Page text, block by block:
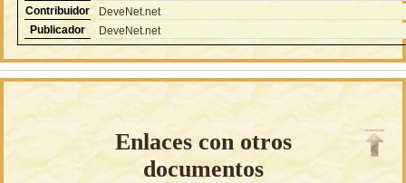
Contribuidor
DeveNet.net
Publicador
DeveNet.net
Enlaces con otros
documentos